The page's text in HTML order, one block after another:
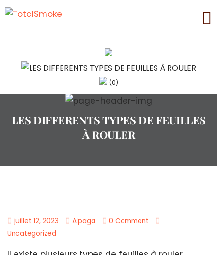
(0)
LES DIFFERENTS TYPES DE FEUILLES
À ROULER
juillet 12, 2023 Alpaga
0 Comment
Uncategorized